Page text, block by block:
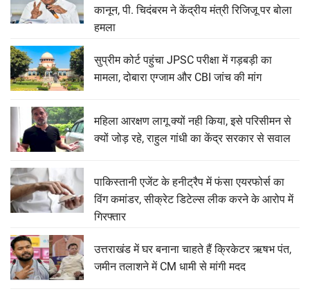
कानून, पी. चिदंबरम ने केंद्रीय मंत्री रिजिजू पर बोला
हमला
सुप्रीम कोर्ट पहुंचा JPSC परीक्षा में गड़बड़ी का
मामला, दोबारा एग्जाम और CBI जांच की मांग
महिला आरक्षण लागू क्यों नही किया, इसे परिसीमन से
क्यों जोड़ रहे, राहुल गांधी का केंद्र सरकार से सवाल
पाकिस्तानी एजेंट के हनीट्रैप में फंसा एयरफोर्स का
विंग कमांडर, सीक्रेट डिटेल्स लीक करने के आरोप में
गिरफ्तार
उत्तराखंड में घर बनाना चाहते हैं क्रिकेटर ऋषभ पंत,
जमीन तलाशने में CM धामी से मांगी मदद